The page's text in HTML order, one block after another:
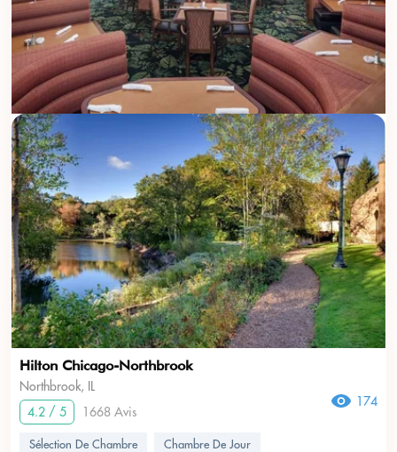
Hilton Chicago-Northbrook
Northbrook, IL
4.2 / 5
1668 Avis
174
Sélection De Chambre Chambre De Jour
???USD